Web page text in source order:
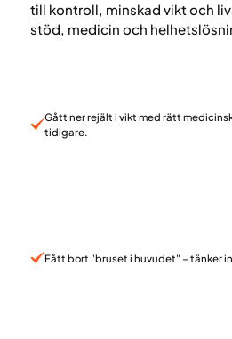
till kontroll, minskad vikt och
stöd, medicin och
Gått ner rejält i vikt med rätt
tidigare.
Fått bort "bruset i huvudet" – tänker